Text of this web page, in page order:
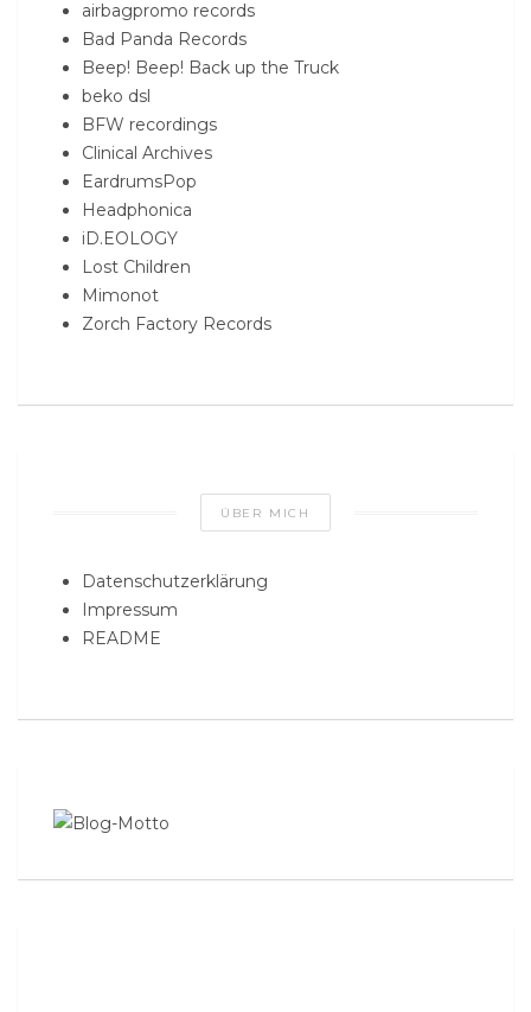
airbagpromo records
Bad Panda Records
Beep! Beep! Back up the Truck
beko dsl
BFW recordings
Clinical Archives
EardrumsPop
Headphonica
iD.EOLOGY
Lost Children
Mimonot
Zorch Factory Records
ÜBER MICH
Datenschutzerklärung
Impressum
README